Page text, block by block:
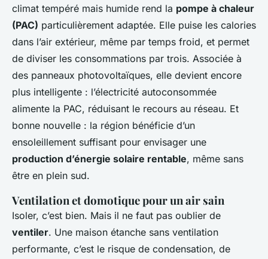
climat tempéré mais humide rend la pompe à chaleur
(PAC) particulièrement adaptée. Elle puise les calories
dans l’air extérieur, même par temps froid, et permet
de diviser les consommations par trois. Associée à
des panneaux photovoltaïques, elle devient encore
plus intelligente : l’électricité autoconsommée
alimente la PAC, réduisant le recours au réseau. Et
bonne nouvelle : la région bénéficie d’un
ensoleillement suffisant pour envisager une
production d’énergie solaire rentable, même sans
être en plein sud.
Ventilation et domotique pour un air sain
Isoler, c’est bien. Mais il ne faut pas oublier de
ventiler. Une maison étanche sans ventilation
performante, c’est le risque de condensation, de